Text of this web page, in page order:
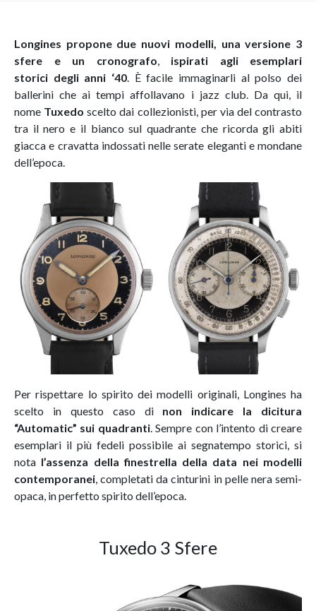
Longines propone due nuovi modelli, una versione 3
sfere e un cronografo,ispirati agli esemplari
storici degli anni ‘40. È facile immaginarli al polso dei
ballerini che ai tempi affollavano i jazz club. Da qui, il
nome Tuxedo scelto dai collezionisti, per via del contrasto
tra il nero e il bianco sul quadrante che ricorda gli abiti
giacca e cravatta indossati nelle serate eleganti e mondane
dell’epoca.
Per rispettare lo spirito dei modelli originali, Longines ha
scelto in questo caso di non indicare la dicitura
“Automatic” sui quadranti. Sempre con l’intento di creare
esemplari il più fedeli possibile ai segnatempo storici, si
nota l’assenza della finestrella della data nei modelli
contemporanei, completati da cinturini in pelle nera semi-
opaca, in perfetto spirito dell’epoca.
Tuxedo 3 Sfere